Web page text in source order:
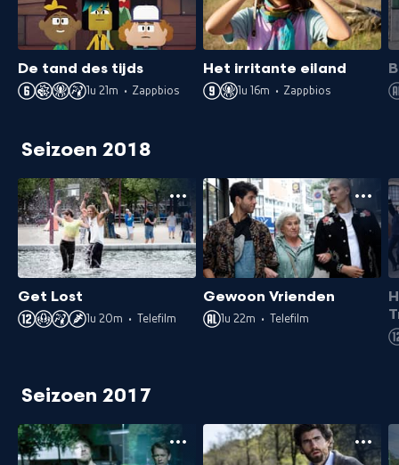
De tand des tijds
1u 21m • Zappbios
Het irritante eiland
1u 16m • Zappbios
Seizoen 2018
Get Lost
1u 20m • Telefilm
Gewoon Vrienden
1u 22m • Telefilm
Seizoen 2017